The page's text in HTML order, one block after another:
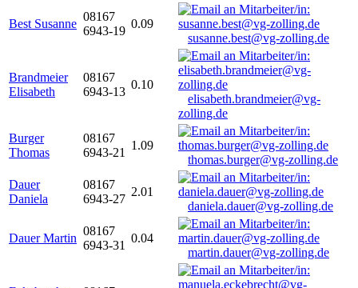
Best Susanne
08167
6943-19
0.09
susanne.best@vg-zolling.de
Brandmeier
Elisabeth
08167
6943-13
0.10
elisabeth.brandmeier@vg-
zolling.de
Burger
Thomas
08167
6943-21
1.09
thomas.burger@vg-zolling.de
Dauer
Daniela
08167
6943-27
2.01
daniela.dauer@vg-zolling.de
Dauer Martin
08167
6943-31
0.04
martin.dauer@vg-zolling.de